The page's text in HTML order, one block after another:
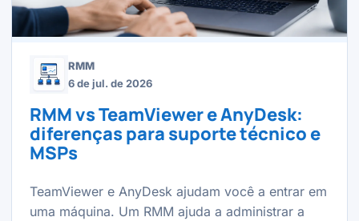
RMM
6 de jul. de 2026
RMM vs TeamViewer e AnyDesk:
diferenças para suporte técnico e
MSPs
TeamViewer e AnyDesk ajudam você a entrar em
uma máquina. Um RMM ajuda a administrar a